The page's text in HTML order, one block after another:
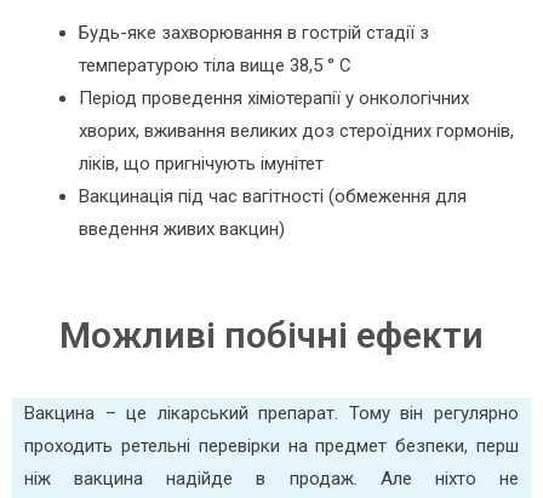
Будь-яке захворювання в гострій стадії з
температурою тіла вище 38,5 ° С
Період проведення хіміотерапії у онкологічних
хворих, вживання великих доз стероїдних гормонів,
ліків, що пригнічують імунітет
Вакцинація під час вагітності (обмеження для
введення живих вакцин)
Можливі побічні ефекти
Вакцина – це лікарський препарат. Тому він регулярно
проходить ретельні перевірки на предмет безпеки, перш
ніж вакцина надійде в продаж. Але ніхто не